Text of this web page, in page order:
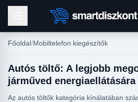
Főoldal Mobiltelefon kiegészítők
Autós töltő: A legjobb
járműved energiaellátására
Az autós töltők kategória kínálatában